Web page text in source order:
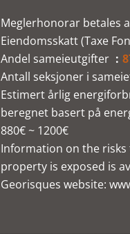
Meglerhonorar betales
Eiendomsskatt (Taxe
Andel sameieutgifter
Antall seksjoner i
Estimert årlig
beregnet basert på
880€ ~ 1200€
Information on the risks
property is exposed is
Georisques website: